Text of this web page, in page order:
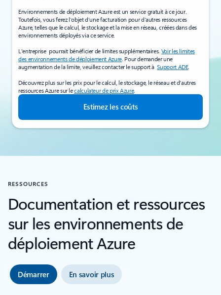
Environnements de déploiement Azure est un service gratuit à ce jour.
Toutefois, vous ferez l’objet d’une facturation pour d’autres ressources
Azure, telles que le calcul, le stockage et la mise en réseau, créées dans des
environnements déployés via ce service.
L'entreprise pourrait bénéficier de limites supplémentaires. Voir les limites
des environnements de déploiement Azure. Pour demander une
augmentation de la limite, veuillez contacter le support àSupport ADE.
Découvrez plus sur les prix pour le calcul, le stockage, le réseau et d'autres
ressources Azure sur lecalculateur de prix Azure.
Estimez les coûts
RESSOURCES
Documentation et ressources
sur les environnements de
déploiement Azure
Démarrer En savoir plus